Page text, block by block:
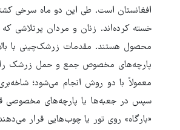
افغانستان است. طی این دو ماه سرخی
خسته کرده‌اند. زنان و مردان پرتلاشی
محصول هستند. مقدمات زرشک‌چینی با
پارچه‌های مخصوص جمع و حمل زرشک را
معمولاً با دو روش انجام می‌شود؛
سپس در جعبه‌ها یا پارچه‌های مخصوصی
«بارگاه» روی تور یا چوب‌هایی قرار